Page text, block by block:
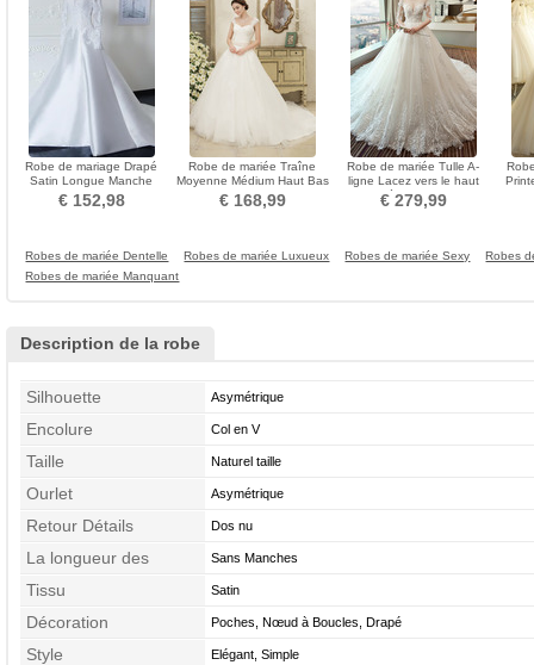
Robe de mariage Drapé
Satin Longue Manche
Longue Ancien Sage
€ 152,98
Robe de mariée Traîne
Moyenne Médium Haut Bas
a ligne Couvert de Dentelle
€ 168,99
Robe de mariée Tulle A-
ligne Lacez vers le haut
Orné de Rosette
€ 279,99
Robes de mariée Dentelle Robes de mariée Luxueux Robes de mariée Sexy
Robes
Robes de mariée Manquant
Description de la robe
Silhouette Asymétrique
Encolure Col en V
Taille Naturel taille
Ourlet Asymétrique
Retour Détails Dos nu
La longueur des
manches
Sans Manches
Tissu Satin
Décoration Poches, Nœud à Boucles, Drapé
Style Elégant, Simple